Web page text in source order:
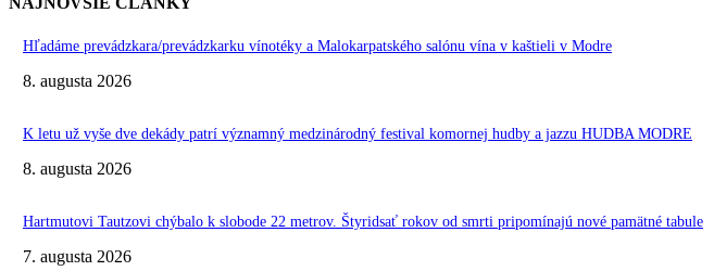
Hľadáme prevádzkara/prevádzkarku vínotéky a Malokarpatského salónu vína v kaštieli v Modre
8. augusta 2026
K letu už vyše dve dekády patrí významný medzinárodný festival komornej hudby a jazzu HUDBA MODRE
8. augusta 2026
Hartmutovi Tautzovi chýbalo k slobode 22 metrov. Štyridsať rokov od smrti pripomínajú nové pamätné tabule
7. augusta 2026